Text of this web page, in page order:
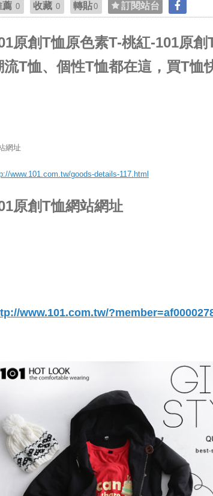
薦 0 收藏 0 轉貼0 訂閱站台
原創T恤原色素T-桃紅-101原創
流T恤、個性T恤都在這，買T恤
網址
www.101.com.tw/goods-details-117.html
原創T恤網站網址
www.101.com.tw/